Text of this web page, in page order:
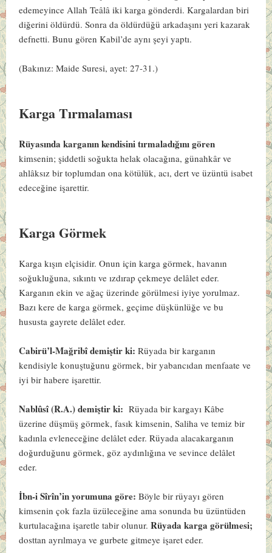
edemeyince Allah Teâlâ iki karga gönderdi. Kargalardan biri
diğerini öldürdü. Sonra da öldürdüğü arkadaşını yeri kazarak
defnetti. Bunu gören Kabil’de aynı şeyi yaptı.
(Bakınız: Maide Suresi, ayet: 27-31.)
Karga Tırmalaması
Rüyasında karganın kendisini tırmaladığını gören
kimsenin; şiddetli soğukta helak olacağına, günahkâr ve
ahlâksız bir toplumdan ona kötülük, acı, dert ve üzüntü isabet
edeceğine işarettir.
Karga Görmek
Karga kışın elçisidir. Onun için karga görmek, havanın
soğukluğuna, sıkıntı ve ızdırap çekmeye delâlet eder.
Karganın ekin ve ağaç üzerinde görülmesi iyiye yorulmaz.
Bazı kere de karga görmek, geçime düşkünlüğe ve bu
hususta gayrete delâlet eder.
Cabirü’l-Mağribî demiştir ki:Rüyada bir karganın
kendisiyle konuştuğunu görmek, bir yabancıdan menfaate ve
iyi bir habere işarettir.
Nablûsî (R.A.) demiştir ki: Rüyada bir kargayı Kâbe
üzerine düşmüş görmek, fasık kimsenin, Saliha ve temiz bir
kadınla evleneceğine delâlet eder. Rüyada alacakarganın
doğurduğunu görmek, göz aydınlığına ve sevince delâlet
eder.
İbn-i Sîrîn’in yorumuna göre:Böyle bir rüyayı gören
kimsenin çok fazla üzüleceğine ama sonunda bu üzüntüden
kurtulacağına işaretle tabir olunur.Rüyada karga görülmesi;
dosttan ayrılmaya ve gurbete gitmeye işaret eder.